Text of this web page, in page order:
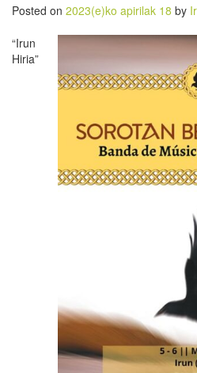
Posted on 2023(e)ko apirilak 18 by
“Irun
Hiria”